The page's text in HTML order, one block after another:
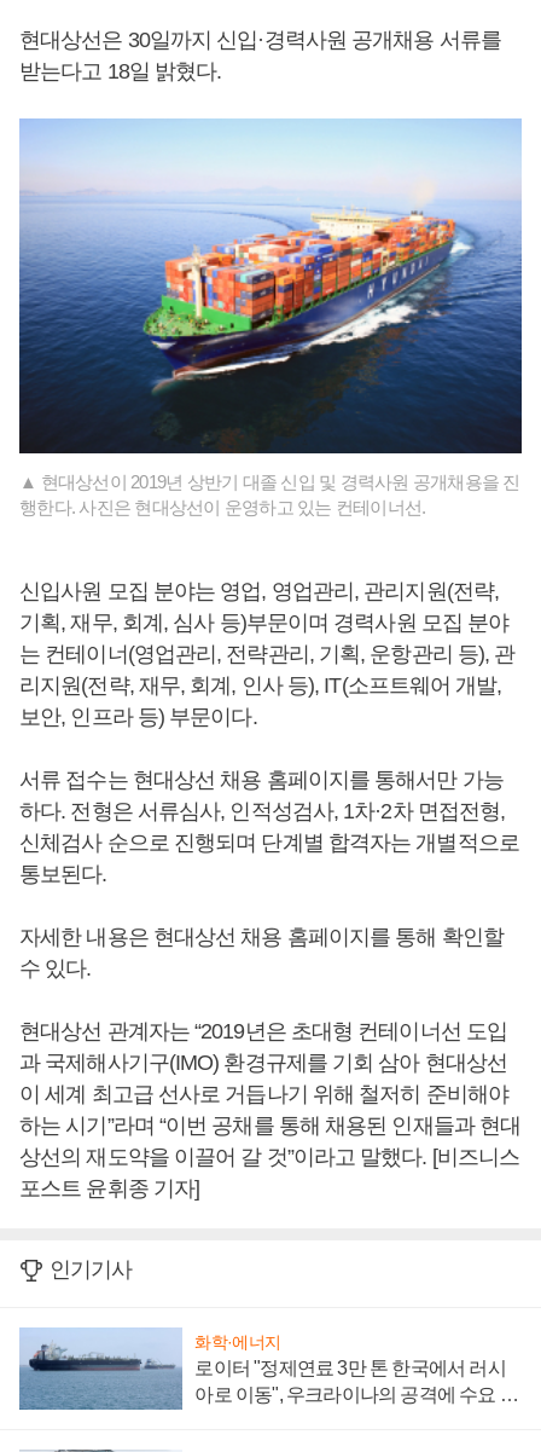
현대상선은 30일까지 신입·경력사원 공개채용 서류를
받는다고 18일 밝혔다.
▲ 현대상선이 2019년 상반기 대졸 신입 및 경력사원 공개채용을 진
행한다. 사진은 현대상선이 운영하고 있는 컨테이너선.
신입사원 모집 분야는 영업, 영업관리, 관리지원(전략,
기획, 재무, 회계, 심사 등)부문이며 경력사원 모집 분야
는 컨테이너(영업관리, 전략관리, 기획, 운항관리 등), 관
리지원(전략, 재무, 회계, 인사 등), IT(소프트웨어 개발,
보안, 인프라 등) 부문이다.
서류 접수는 현대상선 채용 홈페이지를 통해서만 가능
하다. 전형은 서류심사, 인적성검사, 1차·2차 면접전형,
신체검사 순으로 진행되며 단계별 합격자는 개별적으로
통보된다.
자세한 내용은 현대상선 채용 홈페이지를 통해 확인할
수 있다.
현대상선 관계자는 “2019년은 초대형 컨테이너선 도입
과 국제해사기구(IMO) 환경규제를 기회 삼아 현대상선
이 세계 최고급 선사로 거듭나기 위해 철저히 준비해야
하는 시기”라며 “이번 공채를 통해 채용된 인재들과 현대
상선의 재도약을 이끌어 갈 것”이라고 말했다. [비즈니스
포스트 윤휘종 기자]
인기기사
화학·에너지
로이터 "정제연료 3만 톤 한국에서 러시
아로 이동", 우크라이나의 공격에 수요 늘